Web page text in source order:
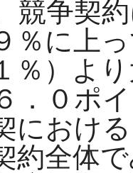
競争契
％に上
％）よ
．０ポ
におけ
約全体